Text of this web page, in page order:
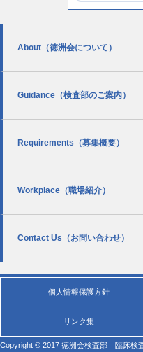
About （徳洲会について）
Guidance （検査部のご案内）
Requirements （募集概要）
Workplace （職場紹介）
Contact Us （お問い合わせ）
個人情報保護方針
リンク集
Copyright © 2017 徳洲会検査部 臨床検